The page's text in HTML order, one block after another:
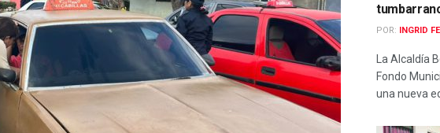
POR: INGRID
La Alcaldía
Fondo
una nueva